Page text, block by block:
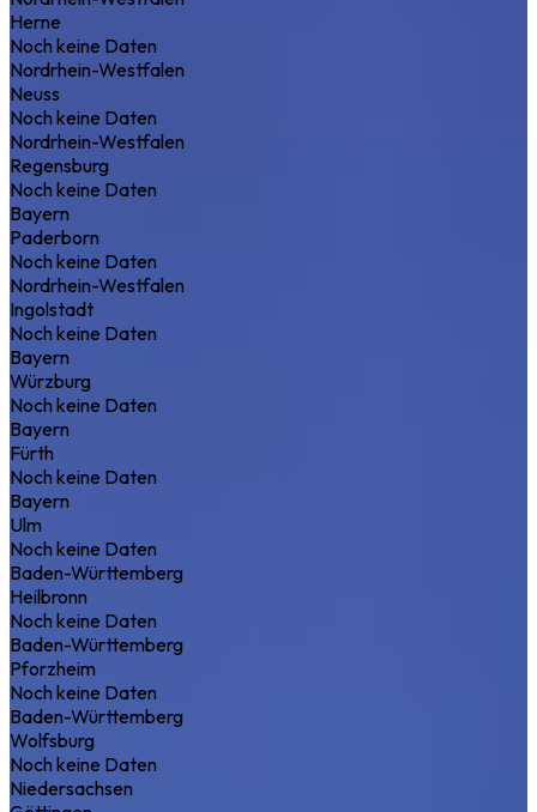
Herne
Noch keine Daten
Nordrhein-Westfalen
Neuss
Noch keine Daten
Nordrhein-Westfalen
Regensburg
Noch keine Daten
Bayern
Paderborn
Noch keine Daten
Nordrhein-Westfalen
Ingolstadt
Noch keine Daten
Bayern
Würzburg
Noch keine Daten
Bayern
Fürth
Noch keine Daten
Bayern
Ulm
Noch keine Daten
Baden-Württemberg
Heilbronn
Noch keine Daten
Baden-Württemberg
Pforzheim
Noch keine Daten
Baden-Württemberg
Wolfsburg
Noch keine Daten
Niedersachsen